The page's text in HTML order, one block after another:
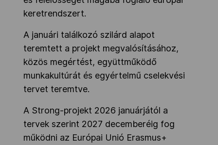
keretrendszert.
A januári találkozó szilárd alapot
teremtett a projekt megvalósításához,
közös megértést, együttműködő
munkakultúrát és egyértelmű cselekvési
tervet teremtve.
A Strong-projekt 2026 januárjától a
tervek szerint 2027 decemberéig fog
működni az Európai Unió Erasmus+